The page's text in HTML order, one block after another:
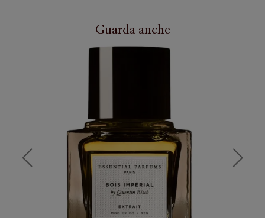
Guarda anche